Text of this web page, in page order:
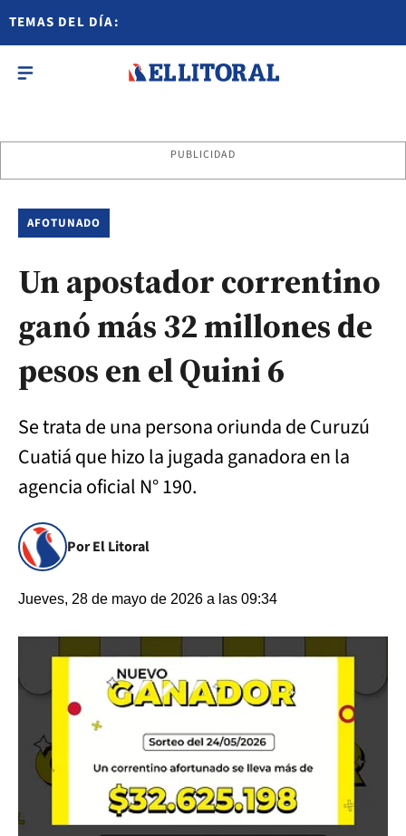
TEMAS DEL DÍA:
PUBLICIDAD
AFOTUNADO
Un apostador correntino
ganó más 32 millones de
pesos en el Quini 6
Se trata de una persona oriunda de Curuzú
Cuatiá que hizo la jugada ganadora en la
agencia oficial N° 190.
Por El Litoral
Jueves, 28 de mayo de 2026 a las 09:34